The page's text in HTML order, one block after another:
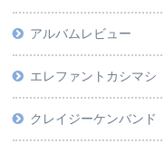
アルバムレビュー
エレファントカシマシ
クレイジーケンバンド